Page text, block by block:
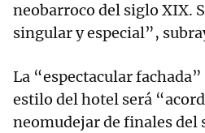
neobarroco del siglo XIX.
singular y especial”,
La “espectacular
estilo del hotel será
neomudejar de finales del